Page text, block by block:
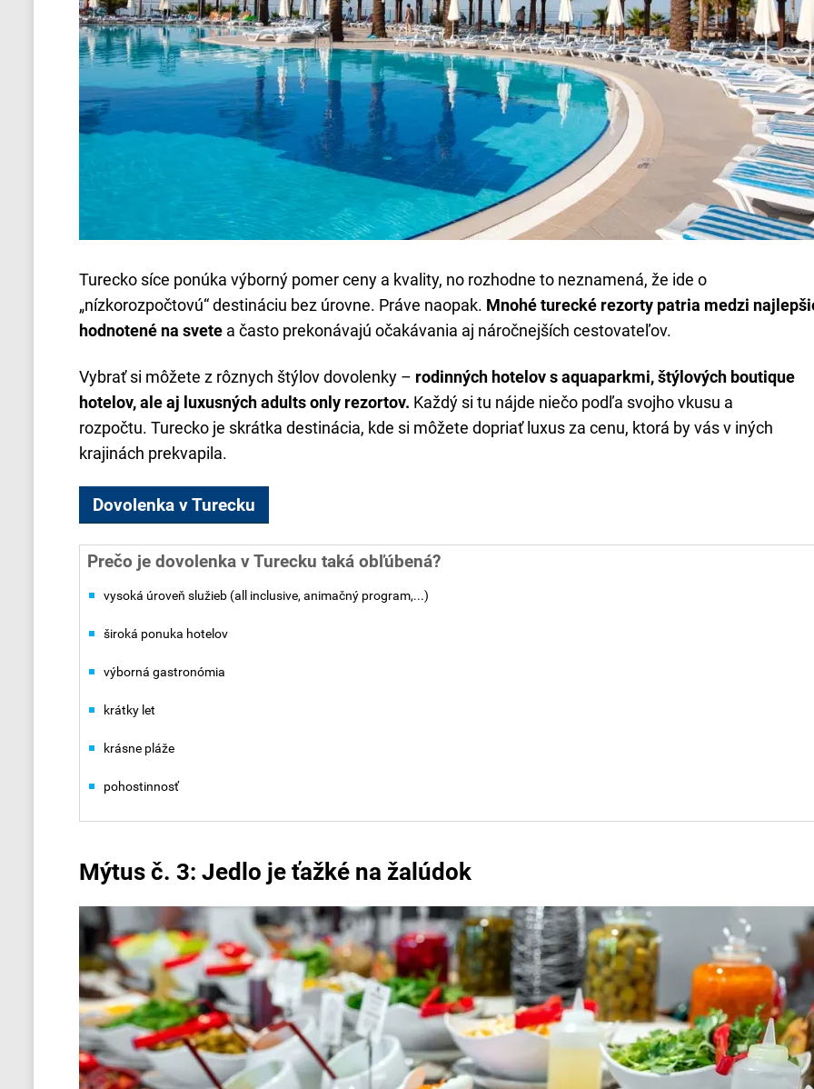
Turecko síce ponúka výborný pomer ceny a kvality, no rozhodne to neznamená, že ide o
„nízkorozpočtovú“ destináciu bez úrovne. Práve naopak. Mnohé turecké rezorty patria medzi
hodnotené na svete a často prekonávajú očakávania aj náročnejších cestovateľov.
Vybrať si môžete z rôznych štýlov dovolenky – rodinných hotelov s aquaparkmi, štýlových boutique
hotelov, ale aj luxusných adults only rezortov. Každý si tu nájde niečo podľa svojho vkusu a
rozpočtu. Turecko je skrátka destinácia, kde si môžete dopriať luxus za cenu, ktorá by vás v iných
krajinách prekvapila.
Dovolenka v Turecku
Prečo je dovolenka v Turecku taká obľúbená?
vysoká úroveň služieb (all inclusive, animačný program,...)
široká ponuka hotelov
výborná gastronómia
krátky let
krásne pláže
pohostinnosť
Mýtus č. 3: Jedlo je ťažké na žalúdok